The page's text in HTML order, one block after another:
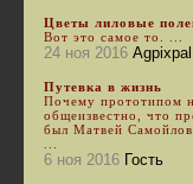
Цветы лиловые
Вот это самое то. ...
24 ноя 2016 Agpixpal
Путевка в жизнь
Почему прототипом
общеизвестно, что
был Матвей
6 ноя 2016 Гость